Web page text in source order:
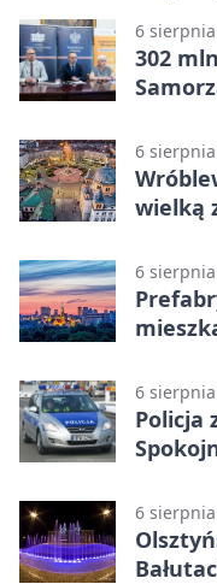
6
302
6
wielką
6
6
Policja
6